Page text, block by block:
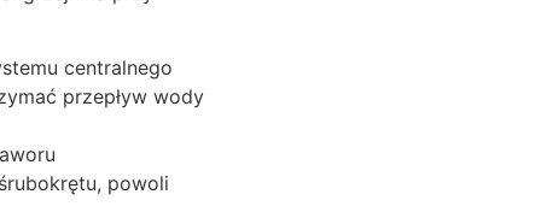
centralnego
przepływ wody
powoli